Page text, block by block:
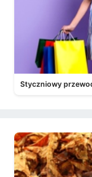
Styczniowy